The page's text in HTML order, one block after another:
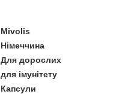
Mivolis
Німеччина
Для дорослих
для імунітету
Капсули